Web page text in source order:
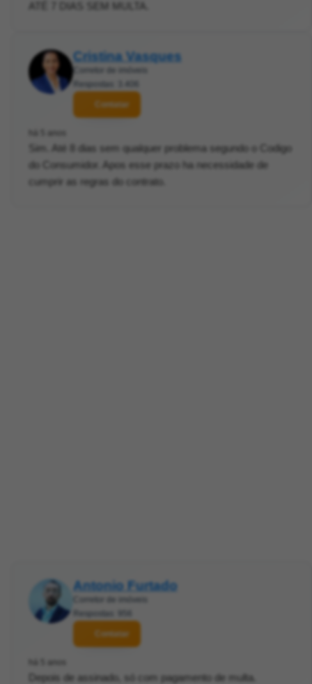
ATÉ 7 DIAS SEM MULTA.
Cristina Vasques
Corretor de imóveis
Respostas: 3.406
Contatar
há 5 anos
Sim. Até 8 dias sem qualquer problema segundo o Codigo
do Consumidor. Apos esse prazo ha necessidade de
cumprir as regras do contrato.
Antonio Furtado
Corretor de imóveis
Respostas: 956
Contatar
há 5 anos
Depois de assinado, só com pagamento de multa.